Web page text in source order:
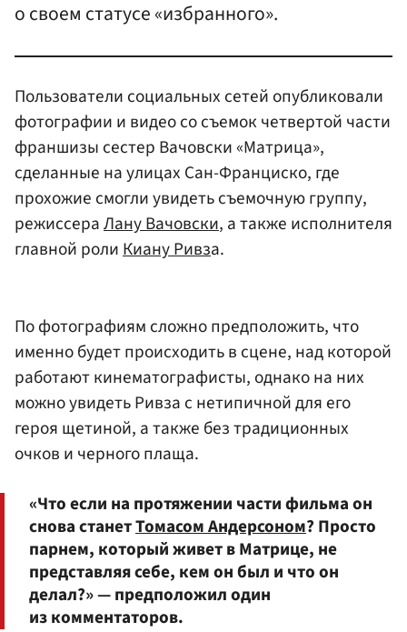
о своем статусе «избранного».
Пользователи социальных сетей опубликовали
фотографии и видео со съемок четвертой части
франшизы сестер Вачовски «Матрица»,
сделанные на улицах Сан-Франциско, где
прохожие смогли увидеть съемочную группу,
режиссераЛану Вачовски, а также исполнителя
главной ролиКиану Ривза.
По фотографиям сложно предположить, что
именно будет происходить в сцене, над которой
работают кинематографисты, однако на них
можно увидеть Ривза с нетипичной для его
героя щетиной, а также без традиционных
очков и черного плаща.
«Что если на протяжении части фильма он
снова станетТомасом Андерсоном? Просто
парнем, который живет в Матрице, не
представляя себе, кем он был и что он
делал?» — предположил один
из комментаторов.